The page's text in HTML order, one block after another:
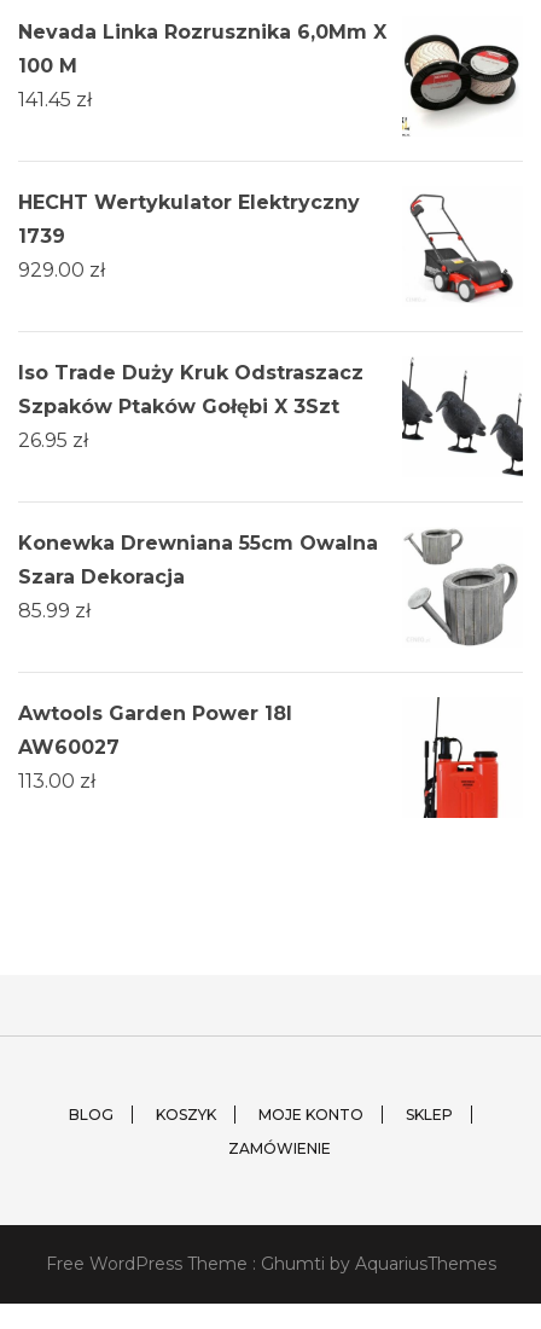
Nevada Linka Rozrusznika 6,0Mm X
100 M
141.45 zł
HECHT Wertykulator Elektryczny
1739
929.00 zł
Iso Trade Duży Kruk Odstraszacz
Szpaków Ptaków Gołębi X 3Szt
26.95 zł
Konewka Drewniana 55cm Owalna
Szara Dekoracja
85.99 zł
Awtools Garden Power 18l
AW60027
113.00 zł
BLOG KOSZYK MOJE KONTO
SKLEP
ZAMÓWIENIE
Free WordPress Theme : Ghumti by AquariusThemes